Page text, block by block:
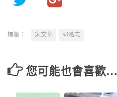
標籤： 宋文華 郭泓志
您可能也會喜歡…